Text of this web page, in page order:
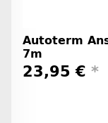
Autoterm
7m
23,95 € *